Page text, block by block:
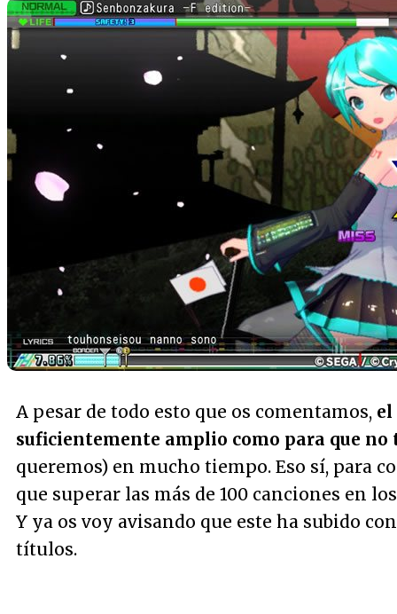
A pesar de todo esto que os comentamos, el
suficientemente amplio como para que no
queremos) en mucho tiempo. Eso sí, para
que superar las más de 100 canciones en
Y ya os voy avisando que este ha subido
títulos.